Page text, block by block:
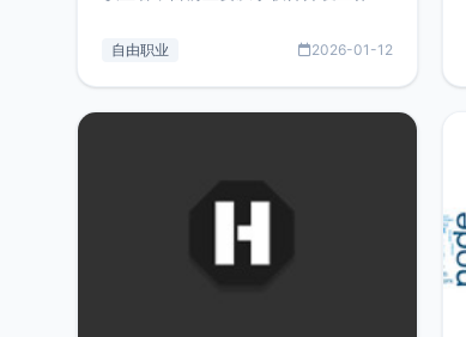
的总结，内容主要包括：工作、学习、
自由职业 2026-01-12